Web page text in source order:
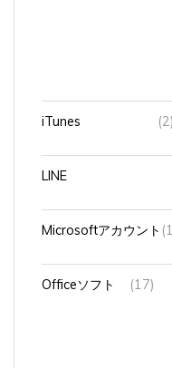
iTunes (2)
LINE
Microsoftアカウント
Officeソフト (17)